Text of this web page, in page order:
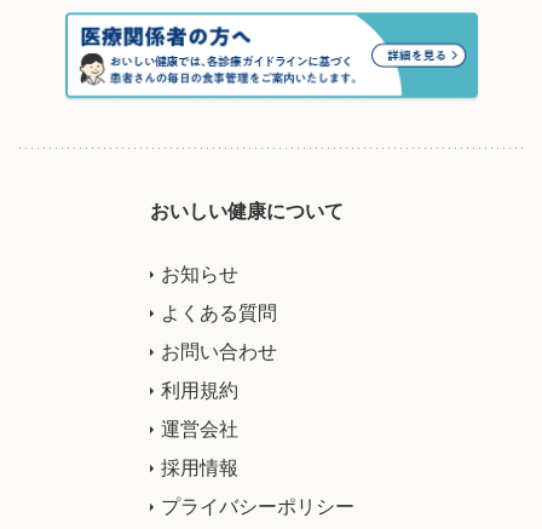
おいしい健康について
お知らせ
よくある質問
お問い合わせ
利用規約
運営会社
採用情報
プライバシーポリシー